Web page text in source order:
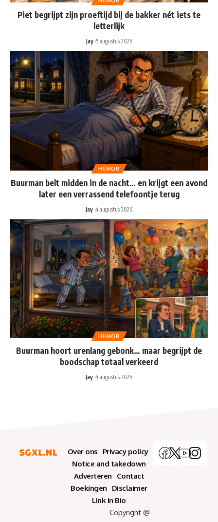
Piet begrijpt zijn proeftijd bij de bakker nét iets te
letterlijk
Jay 5 augustus 2026
HUMOR
Buurman belt midden in de nacht… en krijgt een avond
later een verrassend telefoontje terug
Jay 4 augustus 2026
HUMOR
Buurman hoort urenlang gebonk… maar begrijpt de
boodschap totaal verkeerd
Jay 4 augustus 2026
Over ons
Privacy policy
Notice and takedown
Adverteren
Contact
Boekingen
Disclaimer
Link in Bio
Copyright @